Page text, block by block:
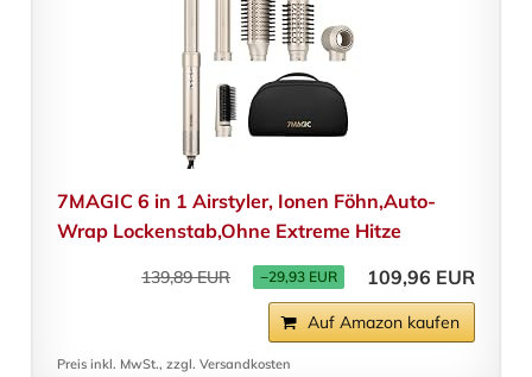
7MAGIC 6 in 1 Airstyler, Ionen Föhn,Auto-
Wrap Lockenstab,Ohne Extreme Hitze
139,89 EUR −29,93 EUR 109,96 EUR
Auf Amazon kaufen
Preis inkl. MwSt., zzgl. Versandkosten